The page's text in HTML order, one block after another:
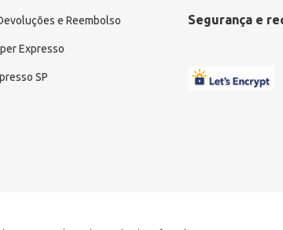
e Reembolso
Expresso
SP
Segurança e